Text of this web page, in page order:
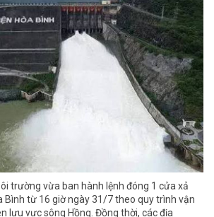
trường vừa ban hành lệnh đóng 1 cửa xả
Bình từ 16 giờ ngày 31/7 theo quy trình vận
lưu vực sông Hồng. Đồng thời, các địa